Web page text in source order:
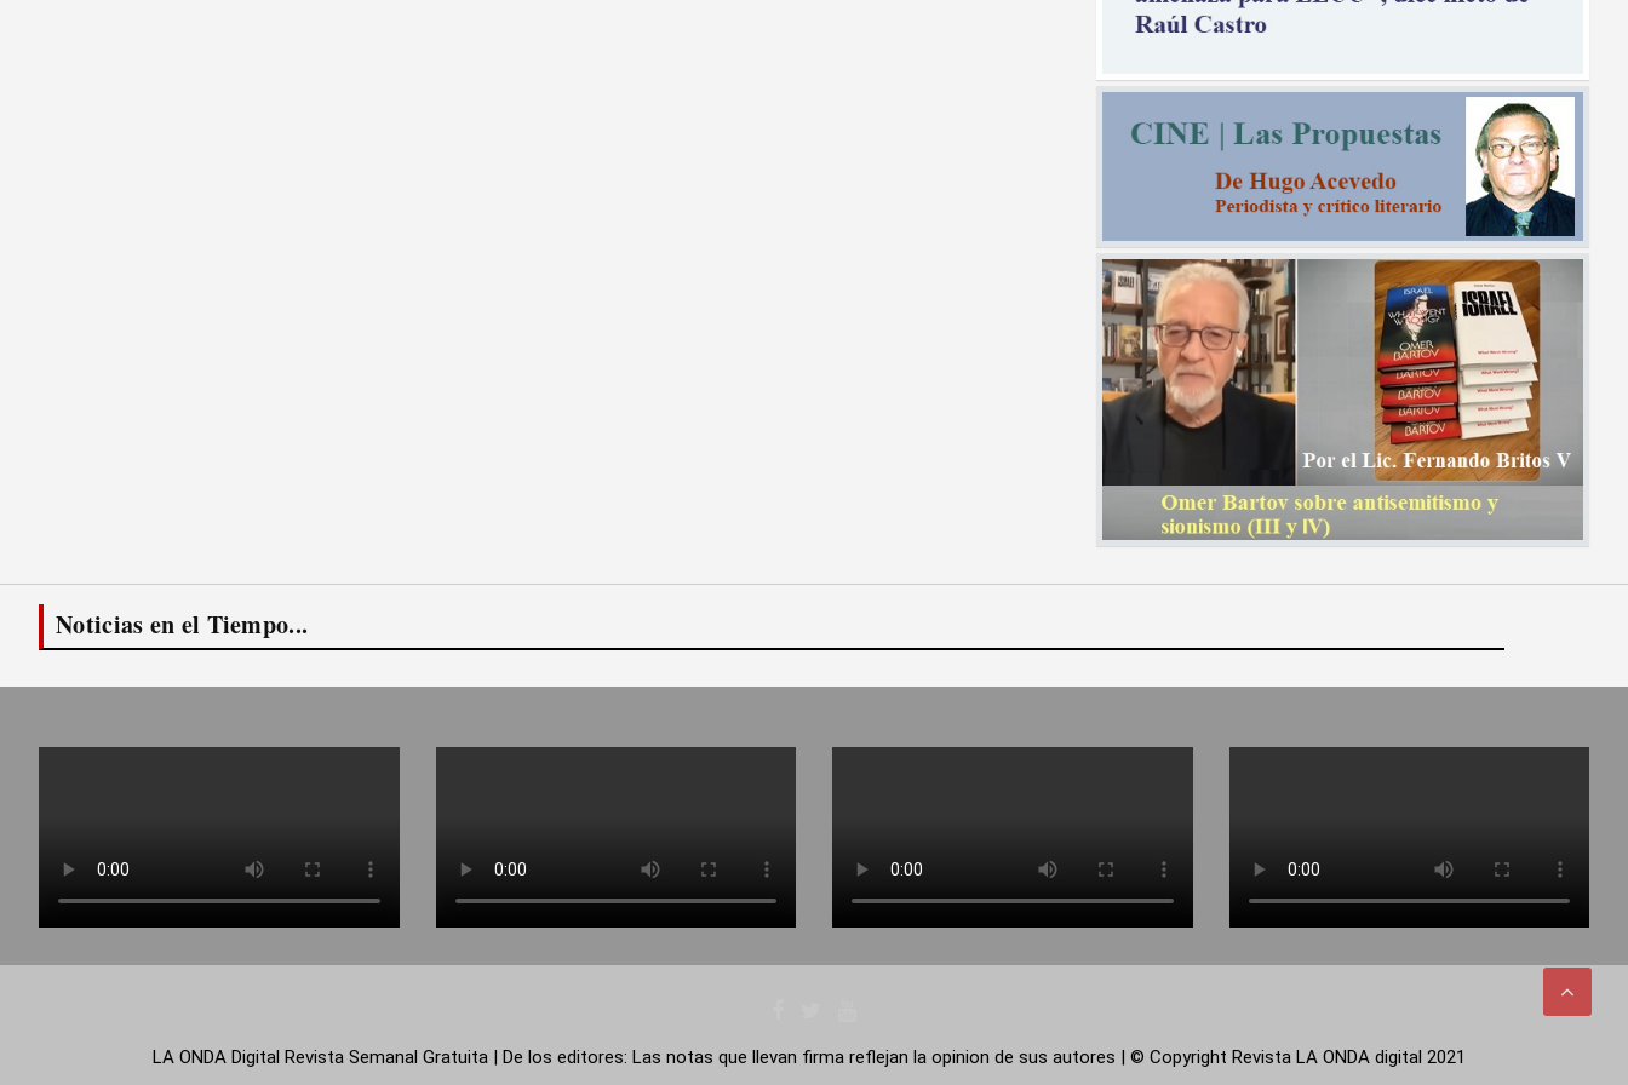
Noticias en el Tiempo...
LA ONDA Digital Revista Semanal Gratuita | De los editores: Las notas que llevan firma reflejan la opinion de sus autores | © Copyright Revista LA ONDA digital 2021